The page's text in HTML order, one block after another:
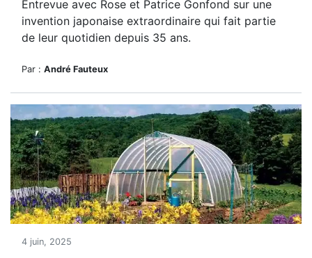
Entrevue avec Rose et Patrice Gonfond sur une
invention japonaise extraordinaire qui fait partie
de leur quotidien depuis 35 ans.
Par : André Fauteux
4 juin, 2025